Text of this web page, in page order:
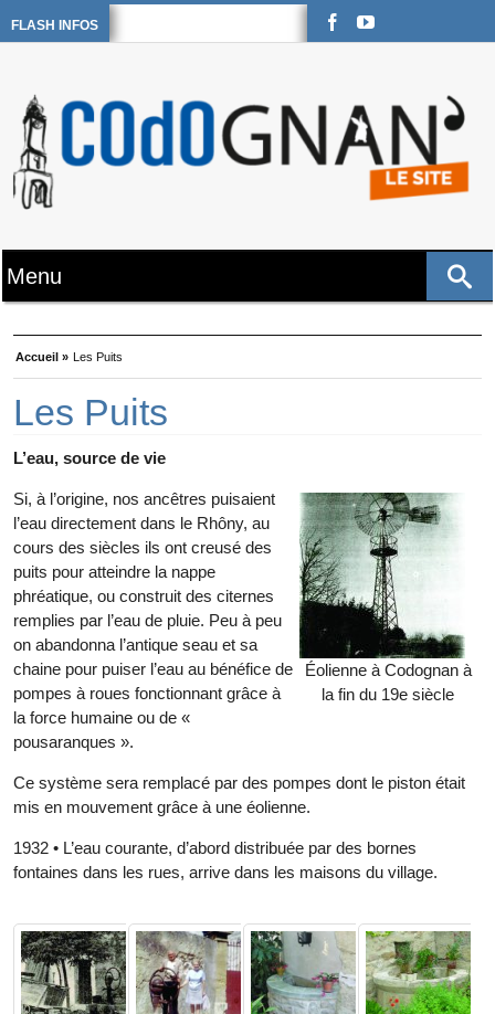
FLASH INFOS
Accueil » Les Puits
Les Puits
L’eau, source de vie
Éolienne à Codognan à
la fin du 19e siècle
Si, à l’origine, nos ancêtres puisaient
l’eau directement dans le Rhôny, au
cours des siècles ils ont creusé des
puits pour atteindre la nappe
phréatique, ou construit des citernes
remplies par l’eau de pluie. Peu à peu
on abandonna l’antique seau et sa
chaine pour puiser l’eau au bénéfice de
pompes à roues fonctionnant grâce à
la force humaine ou de «
pousaranques ».
Ce système sera remplacé par des pompes dont le piston était
mis en mouvement grâce à une éolienne.
1932 • L’eau courante, d’abord distribuée par des bornes
fontaines dans les rues, arrive dans les maisons du village.